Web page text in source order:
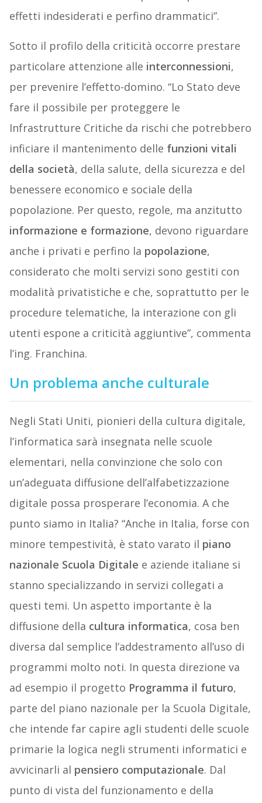
effetti indesiderati e perfino drammatici”.
Sotto il profilo della criticità occorre prestare
particolare attenzione alle interconnessioni,
per prevenire l’effetto-domino. “Lo Stato deve
fare il possibile per proteggere le
Infrastrutture Critiche da rischi che potrebbero
inficiare il mantenimento delle funzioni vitali
della società, della salute, della sicurezza e del
benessere economico e sociale della
popolazione. Per questo, regole, ma anzitutto
informazione e formazione, devono riguardare
anche i privati e perfino la popolazione,
considerato che molti servizi sono gestiti con
modalità privatistiche e che, soprattutto per le
procedure telematiche, la interazione con gli
utenti espone a criticità aggiuntive”, commenta
l’ing. Franchina.
Un problema anche culturale
Negli Stati Uniti, pionieri della cultura digitale,
l’informatica sarà insegnata nelle scuole
elementari, nella convinzione che solo con
un’adeguata diffusione dell’alfabetizzazione
digitale possa prosperare l’economia. A che
punto siamo in Italia? “Anche in Italia, forse con
minore tempestività, è stato varato il piano
nazionale Scuola Digitale e aziende italiane si
stanno specializzando in servizi collegati a
questi temi. Un aspetto importante è la
diffusione della cultura informatica, cosa ben
diversa dal semplice l’addestramento all’uso di
programmi molto noti. In questa direzione va
ad esempio il progetto Programma il futuro,
parte del piano nazionale per la Scuola Digitale,
che intende far capire agli studenti delle scuole
primarie la logica negli strumenti informatici e
avvicinarli al pensiero computazionale. Dal
punto di vista del funzionamento e della